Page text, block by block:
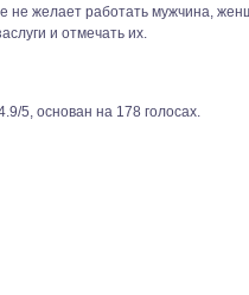
не желает работать мужчина,
и отмечать их.
/5, основан на 178 голосах.